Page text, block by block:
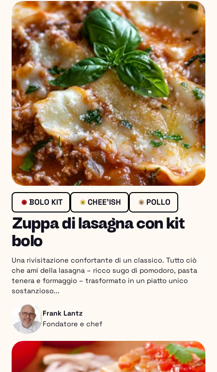
BOLO KIT CHEE'ISH POLLO
Zuppa di lasagna con kit
bolo
Una rivisitazione confortante di un classico. Tutto ciò
che ami della lasagna – ricco sugo di pomodoro, pasta
tenera e formaggio – trasformato in un piatto unico
sostanzioso...
Frank Lantz
Fondatore e chef